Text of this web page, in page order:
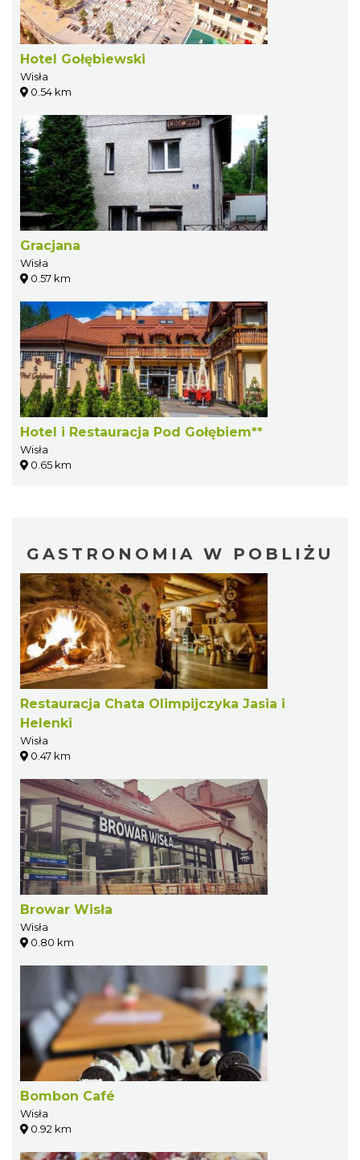
Hotel Gołębiewski
Wisła
0.54 km
Gracjana
Wisła
0.57 km
Hotel i Restauracja Pod Gołębiem**
Wisła
0.65 km
GASTRONOMIA W POBLIŻU
Restauracja Chata Olimpijczyka Jasia i
Helenki
Wisła
0.47 km
Browar Wisła
Wisła
0.80 km
Bombon Café
Wisła
0.92 km